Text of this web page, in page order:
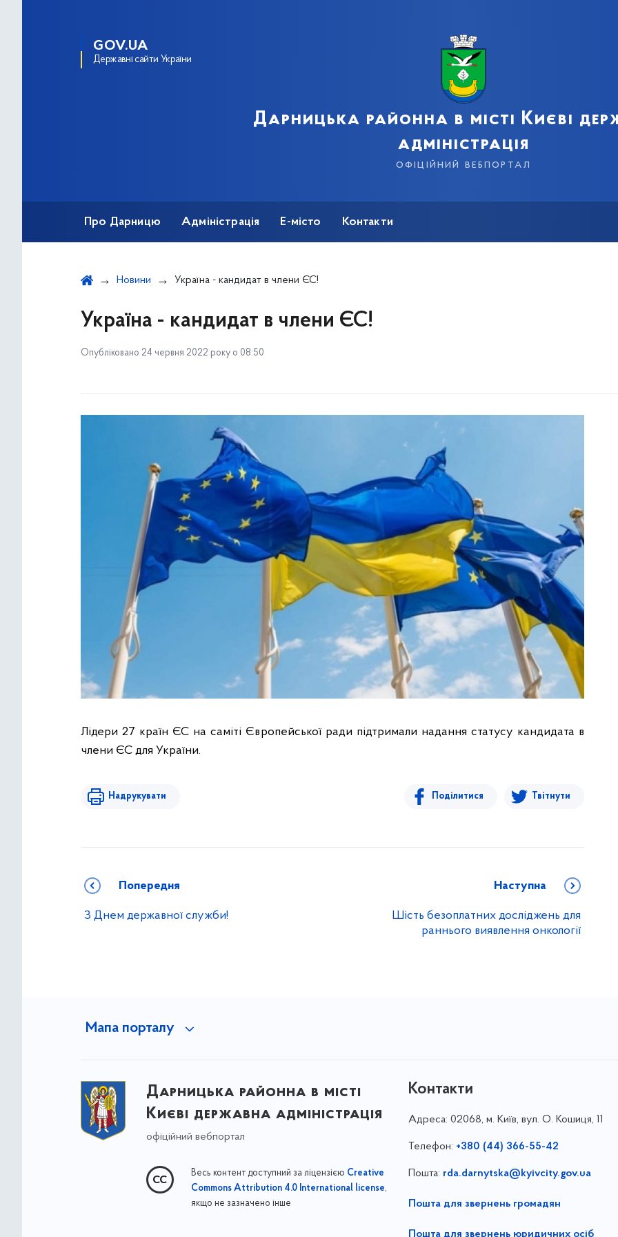
GOV.UA
Державні сайти України
Дарницька районна в місті Києві
адміністрація
офіційний вебпортал
Про Дарницю Адміністрація Е-місто Контакти
Новини Україна - кандидат в члени ЄС!
Україна - кандидат в члени ЄС!
Опубліковано 24 червня 2022 року о 08:50
Лідери 27 країн ЄС на саміті Європейської ради підтримали надання статусу кандидата в
члени ЄС для України.
Надрукувати Поділитися Твітнути
Попередня
З Днем державної служби!
Наступна
Шість безоплатних досліджень для
раннього виявлення онкології
Мапа порталу
Дарницька районна в місті
Києві державна адміністрація
офіційний вебпортал
Весь контент доступний за ліцензією Creative
Commons Attribution 4.0 International license,
якщо не зазначено інше
Контакти
Адреса: 02068, м. Київ, вул. О. Кошиця, 11
Телефон: +380 (44) 366-55-42
Пошта: rda.darnytska@kyivcity.gov.ua
Пошта для звернень громадян
Пошта для звернень юридичних осіб